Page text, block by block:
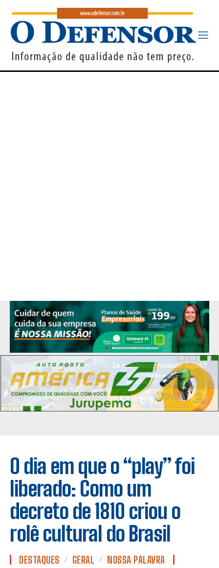
O dia em que o “play” foi
liberado: Como um
decreto de 1810 criou o
rolê cultural do Brasil
DESTAQUES GERAL NOSSA PALAVRA